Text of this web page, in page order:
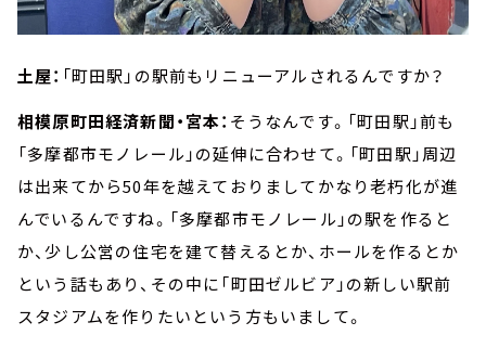
土屋： 「町田駅」の駅前もリニューアルされるんですか？
相模原町田経済新聞・宮本： そうなんです。「町田駅」前も
「多摩都市モノレール」の延伸に合わせて。「町田駅」周辺
は出来てから50年を越えておりましてかなり老朽化が進
んでいるんですね。「多摩都市モノレール」の駅を作ると
か、少し公営の住宅を建て替えるとか、ホールを作るとか
という話もあり、その中に「町田ゼルビア」の新しい駅前
スタジアムを作りたいという方もいまして。